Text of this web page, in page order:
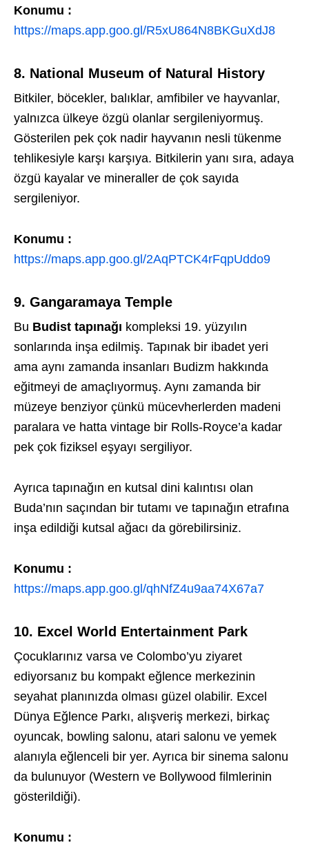
Konumu :
https://maps.app.goo.gl/R5xU864N8BKGuXdJ8
8. National Museum of Natural History
Bitkiler, böcekler, balıklar, amfibiler ve hayvanlar,
yalnızca ülkeye özgü olanlar sergileniyormuş.
Gösterilen pek çok nadir hayvanın nesli tükenme
tehlikesiyle karşı karşıya. Bitkilerin yanı sıra, adaya
özgü kayalar ve mineraller de çok sayıda
sergileniyor.
Konumu :
https://maps.app.goo.gl/2AqPTCK4rFqpUddo9
9. Gangaramaya Temple
Bu Budist tapınağı kompleksi 19. yüzyılın
sonlarında inşa edilmiş. Tapınak bir ibadet yeri
ama aynı zamanda insanları Budizm hakkında
eğitmeyi de amaçlıyormuş. Aynı zamanda bir
müzeye benziyor çünkü mücevherlerden madeni
paralara ve hatta vintage bir Rolls-Royce’a kadar
pek çok fiziksel eşyayı sergiliyor.
Ayrıca tapınağın en kutsal dini kalıntısı olan
Buda’nın saçından bir tutamı ve tapınağın etrafına
inşa edildiği kutsal ağacı da görebilirsiniz.
Konumu :
https://maps.app.goo.gl/qhNfZ4u9aa74X67a7
10. Excel World Entertainment Park
Çocuklarınız varsa ve Colombo’yu ziyaret
ediyorsanız bu kompakt eğlence merkezinin
seyahat planınızda olması güzel olabilir. Excel
Dünya Eğlence Parkı, alışveriş merkezi, birkaç
oyuncak, bowling salonu, atari salonu ve yemek
alanıyla eğlenceli bir yer. Ayrıca bir sinema salonu
da bulunuyor (Western ve Bollywood filmlerinin
gösterildiği).
Konumu :